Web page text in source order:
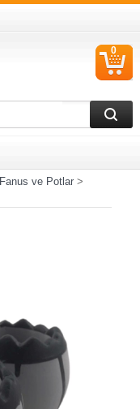
0
Fanus ve Potlar>